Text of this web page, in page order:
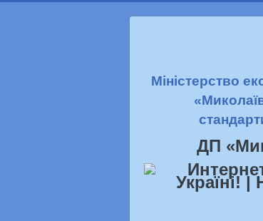
Міністерство
ДП